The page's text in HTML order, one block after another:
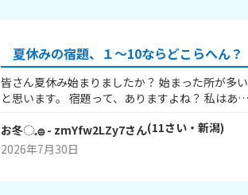
夏休みの宿題、１～10ならどこらへん？
皆さん夏休み始まりましたか？ 始まった所が多い
と思います。 宿題って、ありますよね？ 私はあり
したか？ 1はまだ終わってないで、10は全部終わ
ったということです！ 私は6です！ワークと習字と
お冬◌𓈒𓐍- zmYfw2LZy7さん(11さい・ 新潟)
2026年7月30日